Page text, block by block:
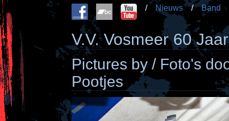
/ Nieuws / Band
V.V. Vosmeer 60
Pictures by / Foto's
Pootjes